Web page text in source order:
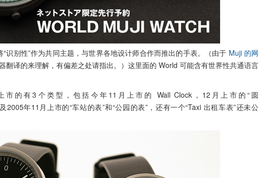
识别性”作为共同主题，与世界各地设计师合作而推出的手表。（由于 Muji 的网
翻译的来理解，有偏差之处请指出。）这里面的 World 可能含有世界性共通语言
市的有3个类型，包括今年11月上市的 Wall Clock，12月上市的“圆
2005年11月上市的“车站的表”和“公园的表”，还有一个“Taxi 出租车表”还未公